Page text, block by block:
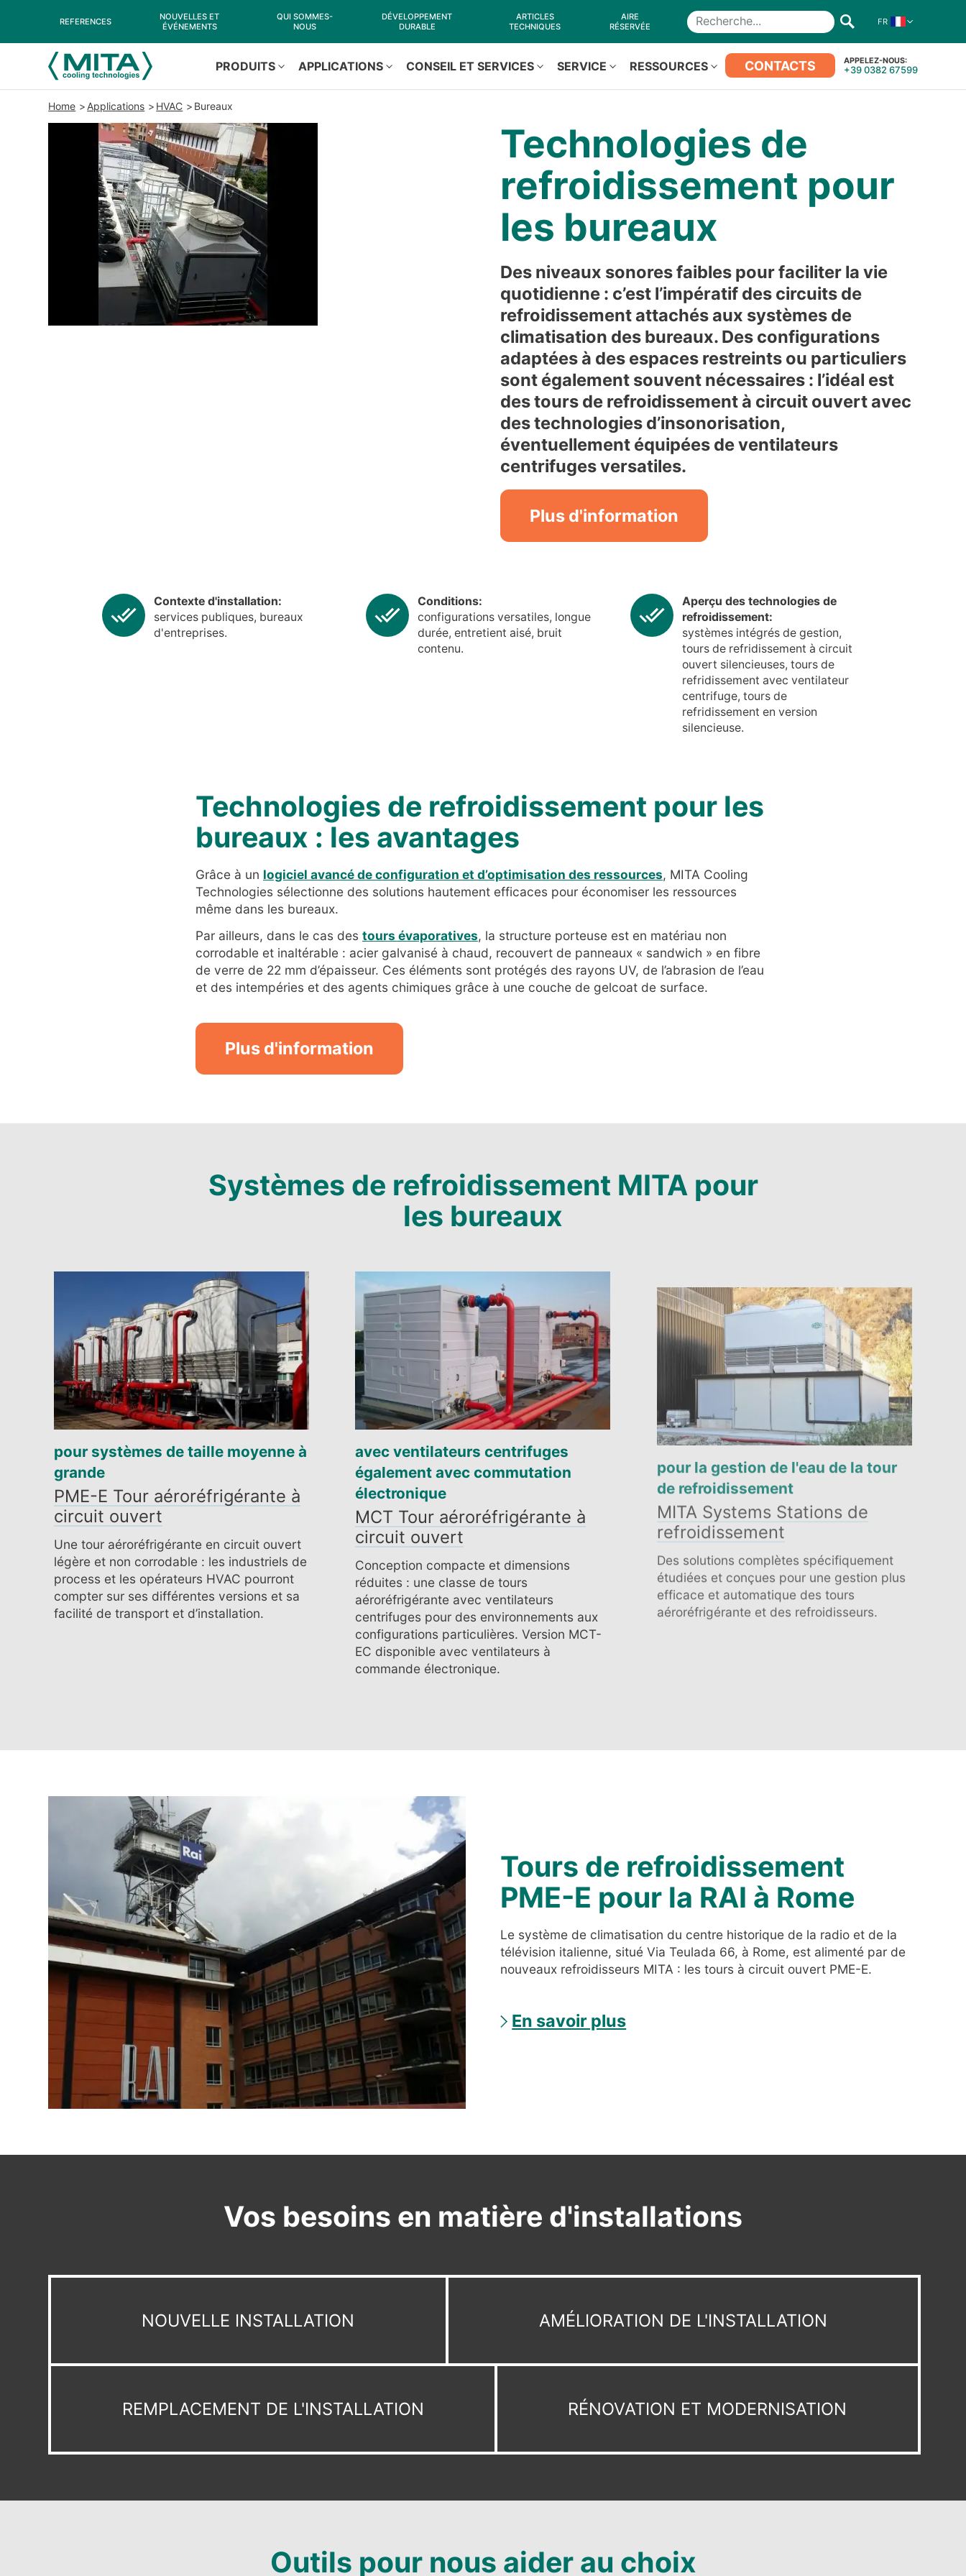
REFERENCES
NOUVELLES ET
ÉVÉNEMENTS
QUI SOMMES-
NOUS
DÉVELOPPEMENT
DURABLE
ARTICLES
TECHNIQUES
AIRE
RÉSERVÉE
Recherche FR
PRODUITS APPLICATIONS CONSEIL ET SERVICES SERVICE RESSOURCES CONTACTS APPELEZ-NOUS:
+39 0382 67599
Home Applications HVAC Bureaux
Technologies de
refroidissement pour
les bureaux
Des niveaux sonores faibles pour faciliter la vie
quotidienne : c’est l’impératif des circuits de
refroidissement attachés aux systèmes de
climatisation des bureaux. Des configurations
adaptées à des espaces restreints ou particuliers
sont également souvent nécessaires : l’idéal est
des tours de refroidissement à circuit ouvert avec
des technologies d’insonorisation,
éventuellement équipées de ventilateurs
centrifuges versatiles.
Plus d'information
Contexte d'installation:
services publiques, bureaux
d'entreprises.
Conditions:
configurations versatiles, longue
durée, entretient aisé, bruit
contenu.
Aperçu des technologies de
refroidissement:
systèmes intégrés de gestion,
tours de refridissement à circuit
ouvert silencieuses, tours de
refridissement avec ventilateur
centrifuge, tours de
refridissement en version
silencieuse.
Technologies de refroidissement pour les
bureaux : les avantages
Grâce à un logiciel avancé de configuration et d’optimisation des ressources, MITA Cooling
Technologies sélectionne des solutions hautement efficaces pour économiser les ressources
même dans les bureaux.
Par ailleurs, dans le cas des tours évaporatives, la structure porteuse est en matériau non
corrodable et inaltérable : acier galvanisé à chaud, recouvert de panneaux « sandwich » en fibre
de verre de 22 mm d’épaisseur. Ces éléments sont protégés des rayons UV, de l’abrasion de l’eau
et des intempéries et des agents chimiques grâce à une couche de gelcoat de surface.
Plus d'information
Systèmes de refroidissement MITA pour
les bureaux
pour systèmes de taille moyenne à
grande
PME-E Tour aéroréfrigérante à
circuit ouvert
Une tour aéroréfrigérante en circuit ouvert
légère et non corrodable : les industriels de
process et les opérateurs HVAC pourront
compter sur ses différentes versions et sa
facilité de transport et d’installation.
avec ventilateurs centrifuges
également avec commutation
électronique
MCT Tour aéroréfrigérante à
circuit ouvert
Conception compacte et dimensions
réduites : une classe de tours
aéroréfrigérante avec ventilateurs
centrifuges pour des environnements aux
configurations particulières. Version MCT-
EC disponible avec ventilateurs à
commande électronique.
pour la gestion de l'eau de la tour
de refroidissement
MITA Systems Stations de
refroidissement
Des solutions complètes spécifiquement
étudiées et conçues pour une gestion plus
efficace et automatique des tours
aéroréfrigérante et des refroidisseurs.
Tours de refroidissement
PME-E pour la RAI à Rome
Le système de climatisation du centre historique de la radio et de la
télévision italienne, situé Via Teulada 66, à Rome, est alimenté par de
nouveaux refroidisseurs MITA : les tours à circuit ouvert PME-E.
En savoir plus
Vos besoins en matière d'installations
NOUVELLE INSTALLATION AMÉLIORATION DE L'INSTALLATION
REMPLACEMENT DE L'INSTALLATION RÉNOVATION ET MODERNISATION
Outils pour nous aider au choix